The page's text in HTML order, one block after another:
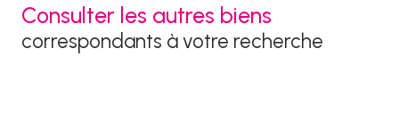
Consulter les autres biens
correspondants à votre recherche